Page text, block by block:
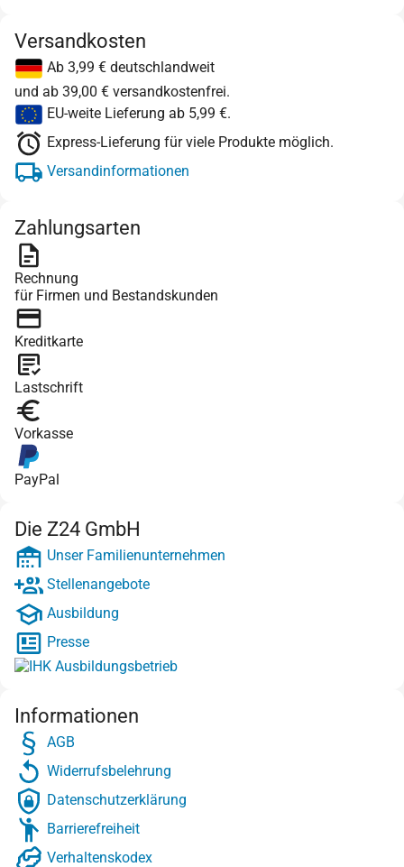
Versandkosten
Ab 3,99 € deutschlandweit
und ab 39,00 € versandkostenfrei.
EU-weite Lieferung ab 5,99 €.
Express-Lieferung für viele Produkte möglich.
Versandinformationen
Zahlungsarten
Rechnung
für Firmen und Bestandskunden
Kreditkarte
Lastschrift
Vorkasse
PayPal
Die Z24 GmbH
Unser Familienunternehmen
Stellenangebote
Ausbildung
Presse
Informationen
AGB
Widerrufsbelehrung
Datenschutzerklärung
Barrierefreiheit
Verhaltenskodex